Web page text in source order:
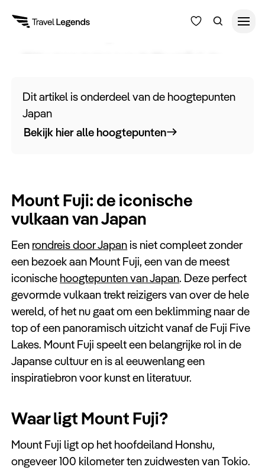
Inspiratie
Keuzehulp
Mount Fuji
de wereldberoemde bezienswaardigheid.
Dit artikel is onderdeel van de hoogtepunten
Japan
Bekijk hier alle hoogtepunten
Mount Fuji: de iconische
vulkaan van Japan
Een rondreis door Japanis niet compleet zonder
een bezoek aan Mount Fuji, een van de meest
iconische hoogtepunten van Japan. Deze perfect
gevormde vulkaan trekt reizigers van over de hele
wereld, of het nu gaat om een beklimming naar de
top of een panoramisch uitzicht vanaf de Fuji Five
Lakes. Mount Fuji speelt een belangrijke rol in de
Japanse cultuur en is al eeuwenlang een
inspiratiebron voor kunst en literatuur.
Waar ligt Mount Fuji?
Mount Fuji ligt op het hoofdeiland Honshu,
ongeveer 100 kilometer ten zuidwesten van Tokio.